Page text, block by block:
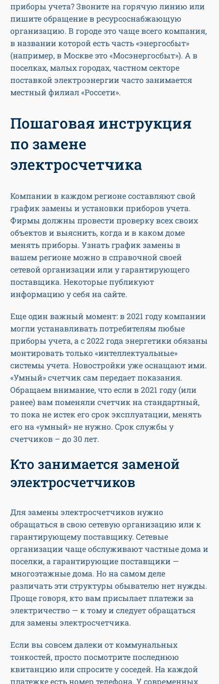
приборы учета? Звоните на горячую линию или
пишите обращение в ресурсоснабжающую
организацию. В городе это чаще всего компания,
в названии которой есть часть «энергосбыт»
(например, в Москве это «Мосэнергосбыт»). А в
поселках, малых городах, частном секторе
поставкой электроэнергии часто занимается
местный филиал «Россети».
Пошаговая инструкция
по замене
электросчетчика
Компании в каждом регионе составляют свой
график замены и установки приборов учета.
Фирмы должны провести проверку всех своих
объектов и выяснить, когда и в каком доме
менять приборы. Узнать график замены в
вашем регионе можно в справочной своей
сетевой организации или у гарантирующего
поставщика. Некоторые публикуют
информацию у себя на сайте.
Еще один важный момент: в 2021 году компании
могли устанавливать потребителям любые
приборы учета, а с 2022 года энергетики обязаны
монтировать только «интеллектуальные»
системы учета. Новостройки уже оснащают ими.
«Умный» счетчик сам передает показания.
Обращаем внимание, что если в 2021 году (или
ранее) вам поменяли счетчик на стандартный,
то пока не истек его срок эксплуатации, менять
его на «умный» не нужно. Срок службы у
счетчиков – до 30 лет.
Кто занимается заменой
электросчетчиков
Для замены электросчетчиков нужно
обращаться в свою сетевую организацию или к
гарантирующему поставщику. Сетевые
организации чаще обслуживают частные дома и
поселки, а гарантирующие поставщики —
многоэтажные дома. Но на самом деле
различать эти структуры обывателю нет нужды.
Проще говоря, кто вам присылает платежи за
электричество — к тому и следует обращаться
для замены электросчетчика.
Если вы совсем далеки от коммунальных
тонкостей, просто посмотрите последнюю
квитанцию или спросите у соседей. На каждой
платежке есть номер телефона. У современных